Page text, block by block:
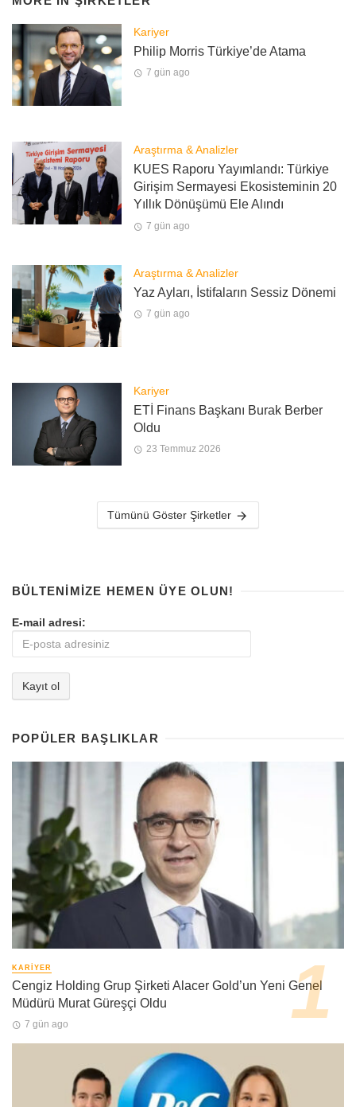
Kariyer
Philip Morris Türkiye’de Atama
7 gün ago
Araştırma & Analizler
KUES Raporu Yayımlandı: Türkiye
Girişim Sermayesi Ekosisteminin 20
Yıllık Dönüşümü Ele Alındı
7 gün ago
Araştırma & Analizler
Yaz Ayları, İstifaların Sessiz Dönemi
7 gün ago
Kariyer
ETİ Finans Başkanı Burak Berber
Oldu
23 Temmuz 2026
Tümünü Göster Şirketler
BÜLTENIMIZE HEMEN ÜYE OLUN!
E-mail adresi:
POPÜLER BAŞLIKLAR
KARIYER
Cengiz Holding Grup Şirketi Alacer Gold’un Yeni Genel
Müdürü Murat Güreşçi Oldu
7 gün ago